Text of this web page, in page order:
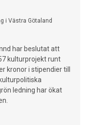
i Västra Götaland
har beslutat att
kulturprojekt runt
kronor i stipendier till
ledning har ökat